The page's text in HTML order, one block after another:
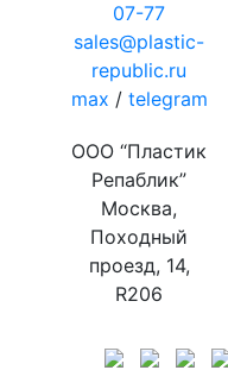
07-77
sales@plastic-
republic.ru
max / telegram
ООО “Пластик
Репаблик”
Москва,
Походный
проезд, 14,
R206